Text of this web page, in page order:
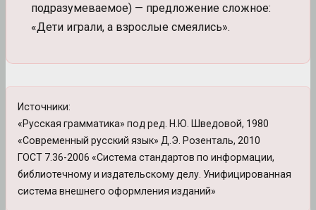
подразумеваемое) — предложение сложное:
«Дети играли, а взрослые смеялись».
Источники:
«Русская грамматика» под ред. Н.Ю. Шведовой, 1980
«Современный русский язык» Д.Э. Розенталь, 2010
ГОСТ 7.36-2006 «Система стандартов по информации,
библиотечному и издательскому делу. Унифицированная
система внешнего оформления изданий»